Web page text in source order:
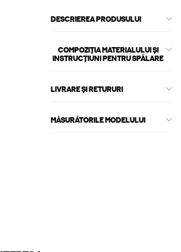
DESCRIEREA PRODUSULUI
COMPOZIȚIA MATERIALULUI ȘI
INSTRUCȚIUNI PENTRU SPĂLARE
LIVRARE ȘI RETURURI
MĂSURĂTORILE MODELULUI